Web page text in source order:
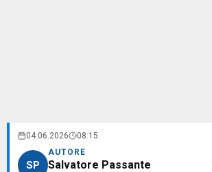
04.06.2026 08:15
SP
AUTORE
Salvatore Passante